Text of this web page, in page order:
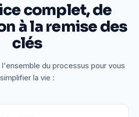
complet, de
à la remise des
clés
du processus pour vous
simplifier la vie :